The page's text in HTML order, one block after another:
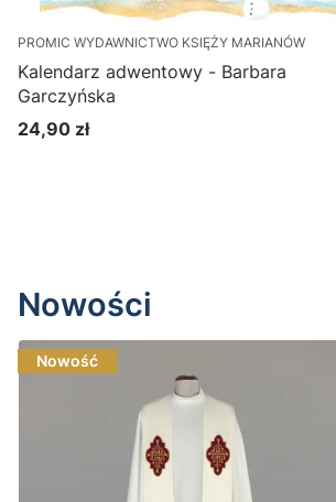
PROMIC WYDAWNICTWO KSIĘŻY MARIANÓW
Kalendarz adwentowy - Barbara
Garczyńska
Cena
24,90 zł
Nowości
Nowość